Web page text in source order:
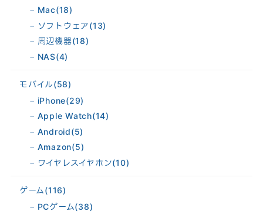
Mac(18)
ソフトウェア (13)
周辺機器(18)
NAS(4)
モバイル(58)
iPhone(29)
Apple Watch(14)
Android(5)
Amazon(5)
ワイヤレスイヤホン(10)
ゲーム(116)
PCゲーム(38)